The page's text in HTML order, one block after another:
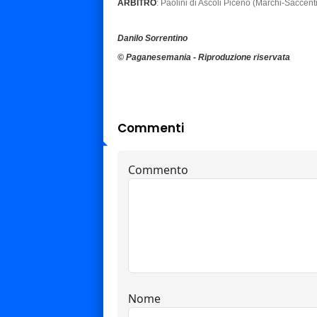
ARBITRO: Paolini di Ascoli Piceno (Marchi-
Danilo Sorrentino
© Paganesemania - Riproduzione riservata
Commenti